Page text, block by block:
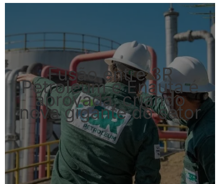
Fusão entre 3R
Petroleum e Enauta é
aprovada, criando
nova gigante do setor